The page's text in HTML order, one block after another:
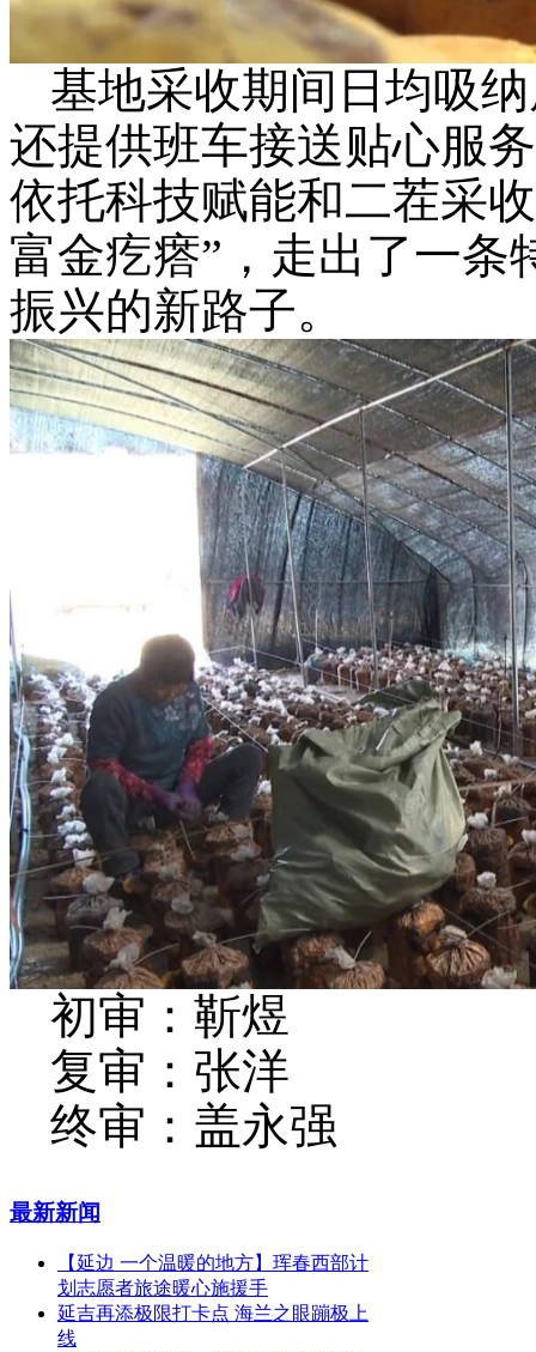
基地采收期间日均吸
还提供班车接送贴心服
依托科技赋能和二茬采
富金疙瘩”，走出了一条
振兴的新路子。
初审：靳煜
复审：张洋
终审：盖永强
最新新闻
【延边 一个温暖的地方】珲春西部计
划志愿者旅途暖心施援手
延吉再添极限打卡点 海兰之眼蹦极上
线